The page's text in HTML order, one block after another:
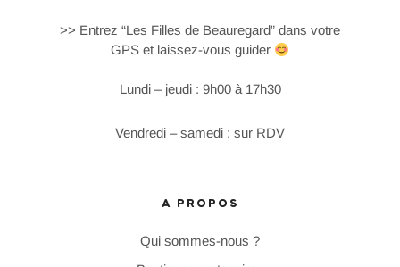
>> Entrez “Les Filles de Beauregard” dans votre
GPS et laissez-vous guider
Lundi – jeudi : 9h00 à 17h30
Vendredi – samedi : sur RDV
A PROPOS
Qui sommes-nous ?